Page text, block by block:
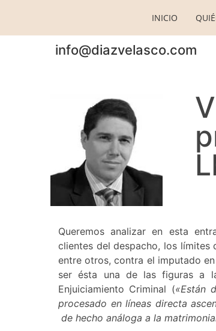
INICIO
info@diazvelasco.com
Queremos analizar en esta
clientes del despacho, los límites
entre otros, contra el imputado
ser ésta una de las figuras a
Enjuiciamiento Criminal («Están
procesado en líneas directa
de hecho análoga a la